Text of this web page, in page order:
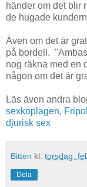
händer om det blir
de hugade
Även om det är
på bordell.
nog räkna med en
någon om det är
Läs även andra
sexköplagen,
djurisk sex
Bitten kl. torsdag,
Dela